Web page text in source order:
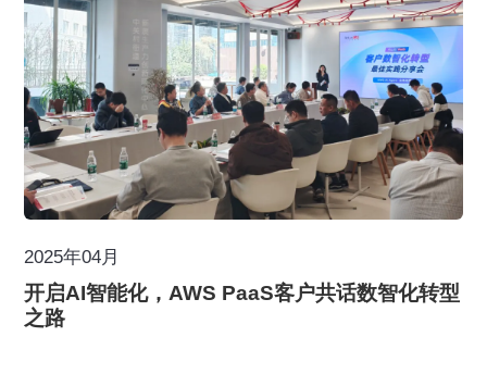
2025年04月
开启AI智能化，AWS PaaS客户共话数智化转型
之路